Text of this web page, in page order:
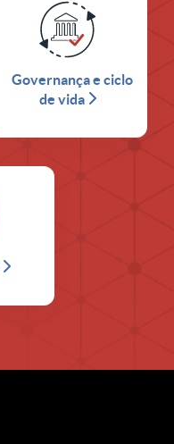
Governança e ciclo
de vida